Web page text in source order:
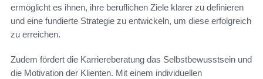
ermöglicht es ihnen, ihre beruflichen Ziele klarer zu definieren
und eine fundierte Strategie zu entwickeln, um diese erfolgreich
zu erreichen.
Zudem fördert die Karriereberatung das Selbstbewusstsein und
die Motivation der Klienten. Mit einem individuellen